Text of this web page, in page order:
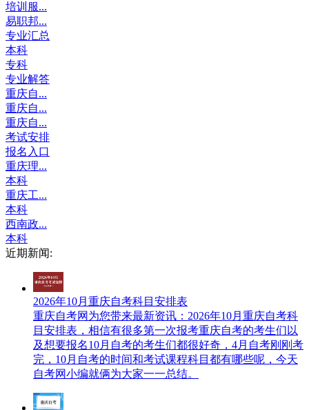
培训服...
易职邦...
专业汇总
本科
专科
专业解答
重庆自...
重庆自...
重庆自...
考试安排
报名入口
重庆理...
本科
重庆工...
本科
西南政...
本科
近期新闻:
2026年10月重庆自考科目安排表
重庆自考网​为您带来最新资讯：2026年10月重庆自考科
目安排表，相信有很多第一次报考重庆自考的考生们以
及想要报名10月自考的考生们都很好奇，4月自考刚刚考
完，10月自考的时间和考试课程科目都有哪些呢，今天
自考网小编就俩为大家一一总结。